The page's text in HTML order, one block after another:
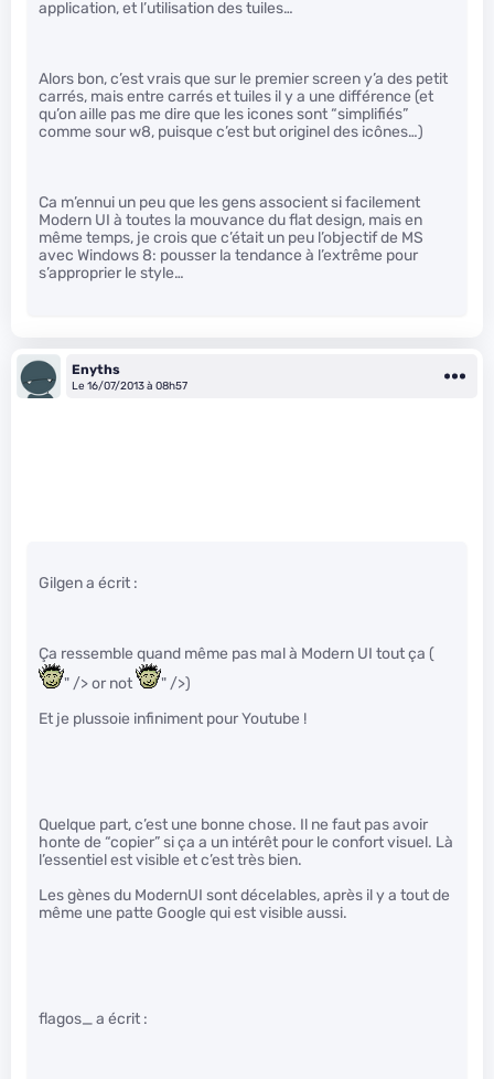
application, et l’utilisation des tuiles…
Alors bon, c’est vrais que sur le premier screen y’a des petit
carrés, mais entre carrés et tuiles il y a une différence (et
qu’on aille pas me dire que les icones sont “simplifiés”
comme sour w8, puisque c’est but originel des icônes…)
Ca m’ennui un peu que les gens associent si facilement
Modern UI à toutes la mouvance du flat design, mais en
même temps, je crois que c’était un peu l’objectif de MS
avec Windows 8: pousser la tendance à l’extrême pour
s’approprier le style…
Enyths
Le 16/07/2013 à 08h57
Gilgen a écrit :
Ça ressemble quand même pas mal à Modern UI tout ça (
" /> or not
" />)
Et je plussoie infiniment pour Youtube !
Quelque part, c’est une bonne chose. Il ne faut pas avoir
honte de “copier” si ça a un intérêt pour le confort visuel. Là
l’essentiel est visible et c’est très bien.
Les gènes du ModernUI sont décelables, après il y a tout de
même une patte Google qui est visible aussi.
flagos_ a écrit :